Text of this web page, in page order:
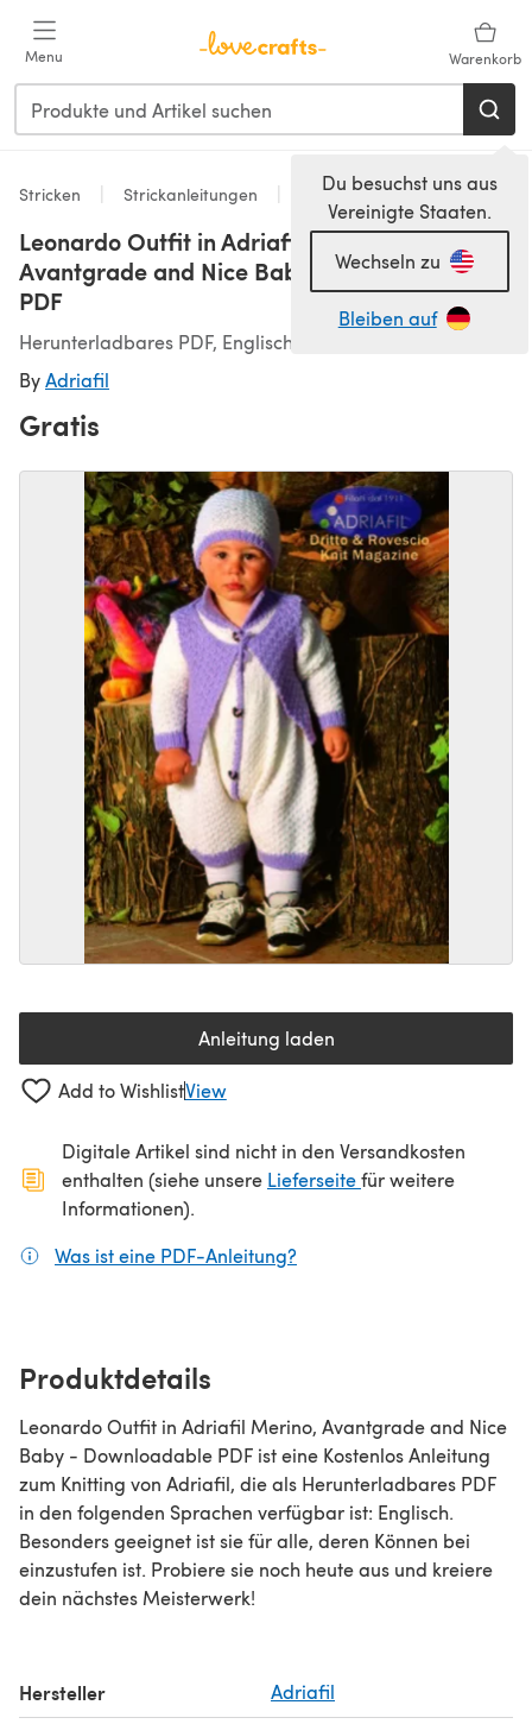
Menu Warenkorb
Du besuchst uns aus
Vereinigte Staaten.
Wechseln zu
Bleiben auf
Stricken Strickanleitungen Decken
Leonardo Outfit in Adriafil Merino,
Avantgrade and Nice Baby - Downloadable
PDF
Herunterladbares PDF, Englisch
ByAdriafil
Gratis
Anleitung laden(öffnet sich in einem neuen
Add to WishlistView
Digitale Artikel sind nicht in den Versandkosten
enthalten (siehe unsere Lieferseite(öffnet sich in
für weitere
Informationen).
Was ist eine PDF-Anleitung?
Produktdetails
Leonardo Outfit in Adriafil Merino, Avantgrade and Nice
Baby - Downloadable PDF ist eine Kostenlos Anleitung
zum Knitting von Adriafil, die als Herunterladbares PDF
in den folgenden Sprachen verfügbar ist: Englisch.
Besonders geeignet ist sie für alle, deren Können bei
einzustufen ist. Probiere sie noch heute aus und kreiere
dein nächstes Meisterwerk!
Hersteller Adriafil